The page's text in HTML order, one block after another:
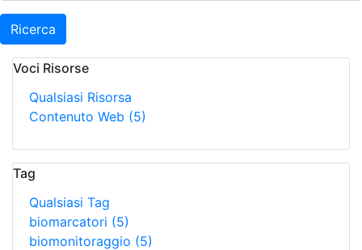
Ricerca
Voci Risorse
Qualsiasi Risorsa
Contenuto Web (5)
Tag
Qualsiasi Tag
biomarcatori (5)
biomonitoraggio (5)